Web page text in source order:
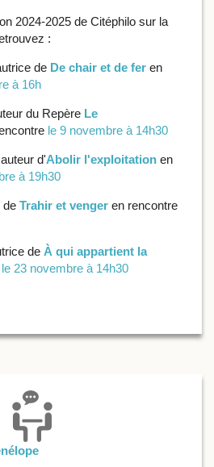
2024-2025 de Citéphilo sur la
:
de De chair et de fer en
à 16h
du Repère Le
le 9 novembre à 14h30
d'Abolir l'exploitation en
à 19h30
de Trahir et venger en rencontre
de À qui appartient la
le 23 novembre à 14h30